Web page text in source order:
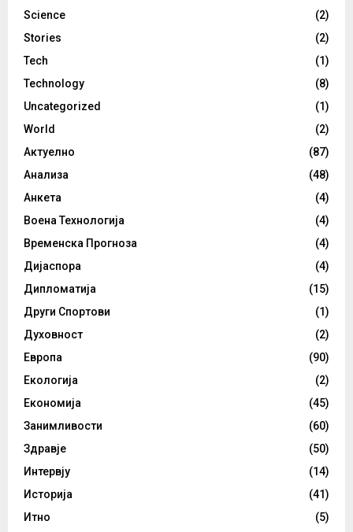
Science
(2)
Stories
(2)
Tech
(1)
Technology
(8)
Uncategorized
(1)
World
(2)
Актуелно
(87)
Анализа
(48)
Анкета
(4)
Воена Технологија
(4)
Временска Прогноза
(4)
Дијаспора
(4)
Дипломатија
(15)
Други Спортови
(1)
Духовност
(2)
Европа
(90)
Екологија
(2)
Економија
(45)
Занимливости
(60)
Здравје
(50)
Интервју
(14)
Историја
(41)
Итно
(5)